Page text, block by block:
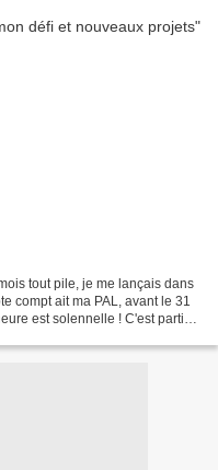
tout pile, je me lançais dans
compt ait ma PAL, avant le 31
est solennelle ! C'est parti